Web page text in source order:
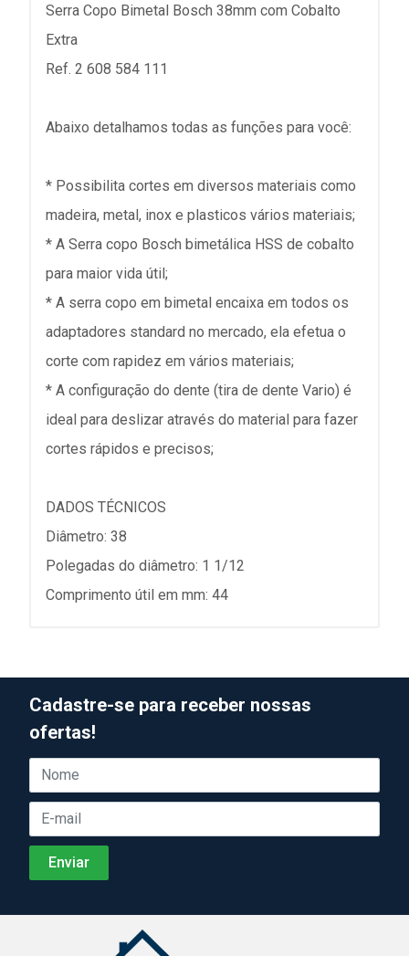
Serra Copo Bimetal Bosch 38mm com Cobalto
Extra
Ref. 2 608 584 111
Abaixo detalhamos todas as funções para você:
* Possibilita cortes em diversos materiais como
madeira, metal, inox e plasticos vários materiais;
* A Serra copo Bosch bimetálica HSS de cobalto
para maior vida útil;
* A serra copo em bimetal encaixa em todos os
adaptadores standard no mercado, ela efetua o
corte com rapidez em vários materiais;
* A configuração do dente (tira de dente Vario) é
ideal para deslizar através do material para fazer
cortes rápidos e precisos;
DADOS TÉCNICOS
Diâmetro: 38
Polegadas do diâmetro: 1 1/12
Comprimento útil em mm: 44
Cadastre-se para receber nossas
ofertas!